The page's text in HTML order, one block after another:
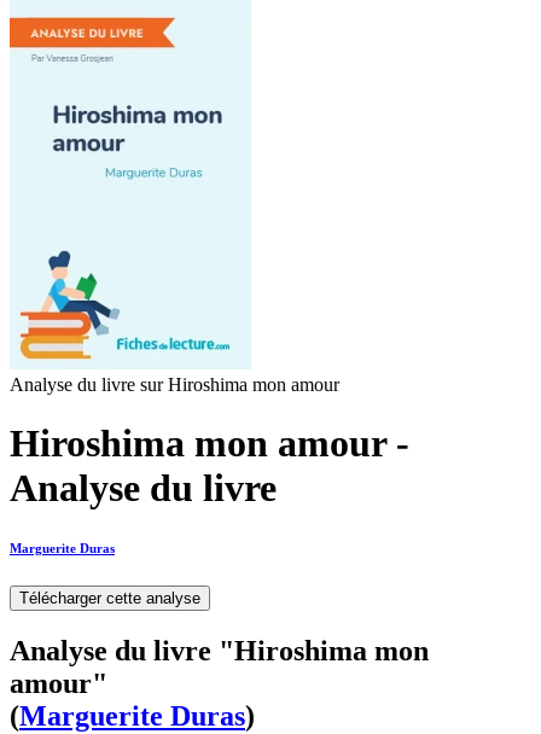
Analyse du livre sur Hiroshima mon amour
Hiroshima mon amour -
Analyse du livre
Marguerite Duras
Télécharger cette analyse
Analyse du livre "Hiroshima mon
amour"
(Marguerite Duras)